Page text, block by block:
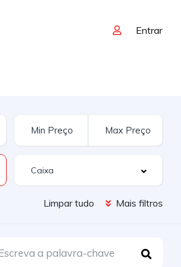
Entrar
Limpar tudo Mais filtros